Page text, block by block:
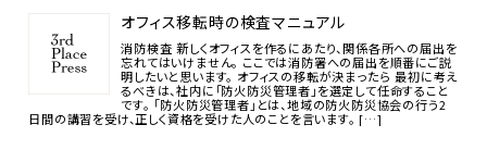
オフィス移転時の検査マニュアル
消防検査 新しくオフィスを作るにあたり、関係各所への届出を
忘れてはいけません。 ここでは消防署への届出を順番にご説
明したいと思います。 オフィスの移転が決まったら 最初に考え
るべきは、社内に「防火防災管理者」を選定して任命すること
です。 「防火防災管理者」とは、地域の防火防災協会の行う2
日間の講習を受け、正しく資格を受けた人のことを言います。 […]